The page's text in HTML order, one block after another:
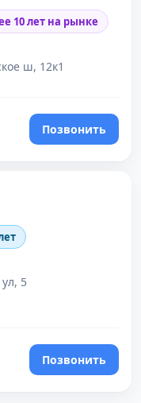
10 лет на рынке
ш, 12к1
Позвонить
5
Позвонить